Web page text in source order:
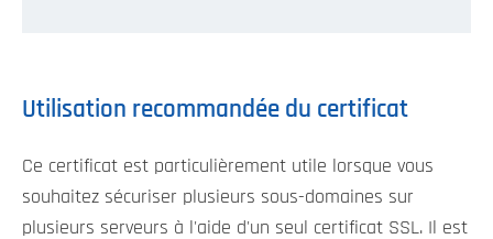
Utilisation recommandée du certificat
Ce certificat est particulièrement utile lorsque vous
souhaitez sécuriser plusieurs sous-domaines sur
plusieurs serveurs à l'aide d'un seul certificat SSL. Il est